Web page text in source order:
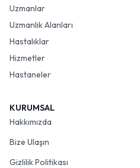
Uzmanlar
Uzmanlık Alanları
Hastalıklar
Hizmetler
Hastaneler
KURUMSAL
Hakkımızda
Bize Ulaşın
Gizlilik Politikası